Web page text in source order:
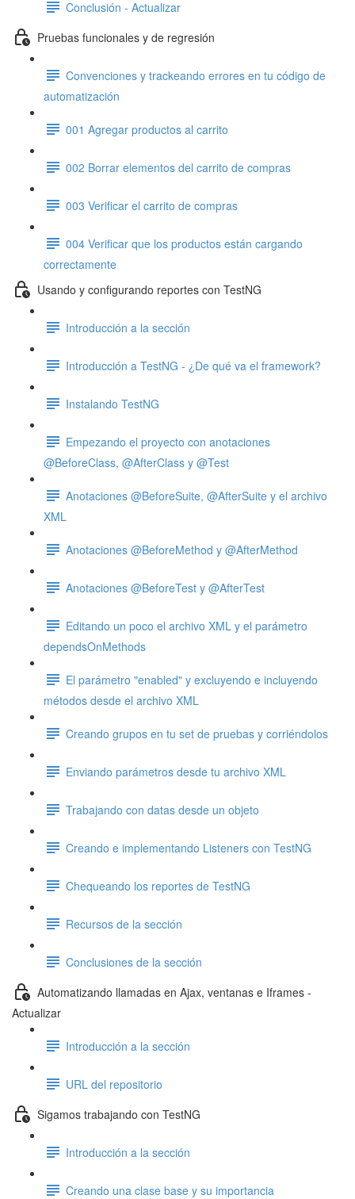
Conclusión - Actualizar
Pruebas funcionales y de regresión
Convenciones y trackeando errores en tu código de
automatización
001 Agregar productos al carrito
002 Borrar elementos del carrito de compras
003 Verificar el carrito de compras
004 Verificar que los productos están cargando
correctamente
Usando y configurando reportes con TestNG
Introducción a la sección
Introducción a TestNG - ¿De qué va el framework?
Instalando TestNG
Empezando el proyecto con anotaciones
@BeforeClass, @AfterClass y @Test
Anotaciones @BeforeSuite, @AfterSuite y el archivo
XML
Anotaciones @BeforeMethod y @AfterMethod
Anotaciones @BeforeTest y @AfterTest
Editando un poco el archivo XML y el parámetro
dependsOnMethods
El parámetro "enabled" y excluyendo e incluyendo
métodos desde el archivo XML
Creando grupos en tu set de pruebas y corriéndolos
Enviando parámetros desde tu archivo XML
Trabajando con datas desde un objeto
Creando e implementando Listeners con TestNG
Chequeando los reportes de TestNG
Recursos de la sección
Conclusiones de la sección
Automatizando llamadas en Ajax, ventanas e Iframes -
Actualizar
Introducción a la sección
URL del repositorio
Sigamos trabajando con TestNG
Introducción a la sección
Creando una clase base y su importancia